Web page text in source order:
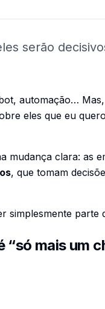
serão
automação…
eles que eu
mudança clara: as
, que tomam
simplesmente parte
“só mais um